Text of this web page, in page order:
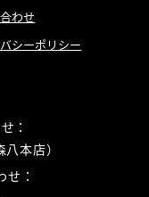
わせ
シーポリシー
：
八本店）
せ：